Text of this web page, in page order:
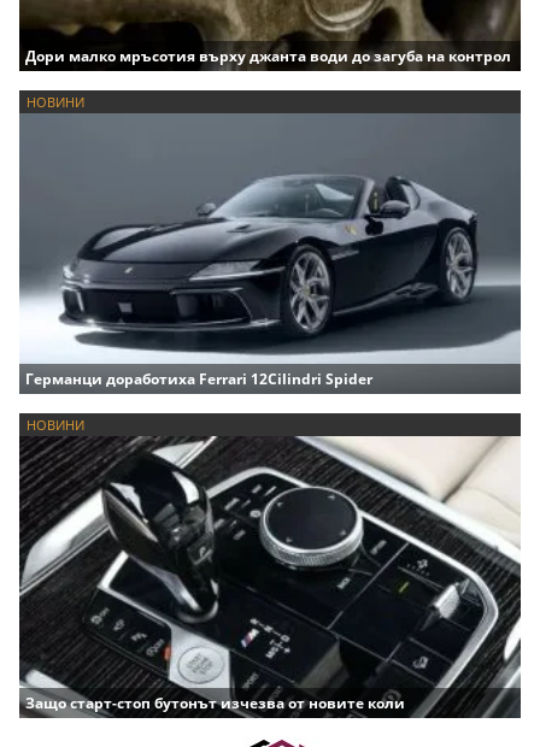
Дори малко мръсотия върху джанта води до загуба на контрол
НОВИНИ
Германци доработиха Ferrari 12Cilindri Spider
НОВИНИ
Защо старт-стоп бутонът изчезва от новите коли